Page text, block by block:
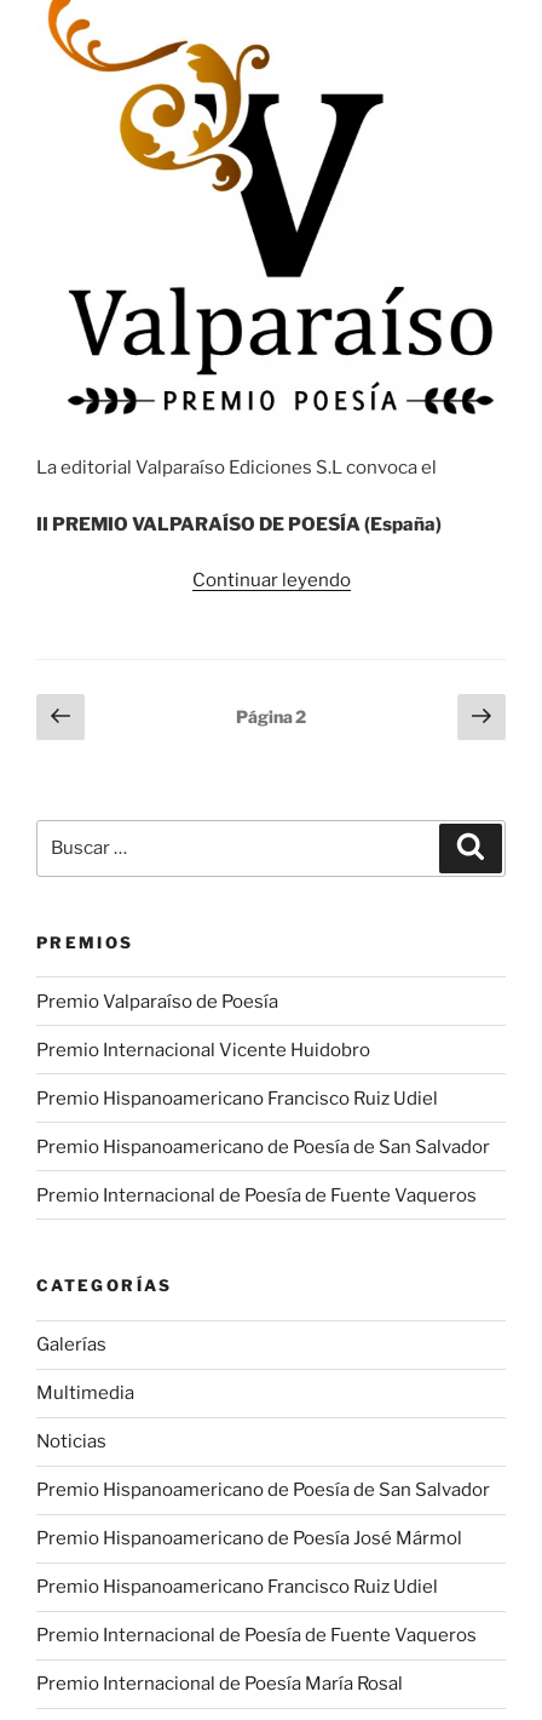
La editorial Valparaíso Ediciones S.L convoca el
II PREMIO VALPARAÍSO DE POESÍA (España)
Continuar leyendo«II
Paginación
de
Página
anterior
Página2
por:
PREMIOS
Premio Valparaíso de Poesía
Premio Internacional Vicente Huidobro
Premio Hispanoamericano Francisco Ruiz Udiel
Premio Hispanoamericano de Poesía de San Salvador
Premio Internacional de Poesía de Fuente Vaqueros
CATEGORÍAS
Galerías
Multimedia
Noticias
Premio Hispanoamericano de Poesía de San Salvador
Premio Hispanoamericano de Poesía José Mármol
Premio Hispanoamericano Francisco Ruiz Udiel
Premio Internacional de Poesía de Fuente Vaqueros
Premio Internacional de Poesía María Rosal